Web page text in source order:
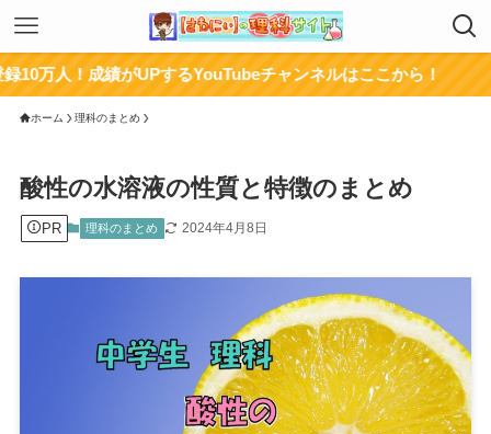
績がUPするYouTubeチャンネルはここから！
ホーム 理科のまとめ
酸性の水溶液の性質と特徴のまとめ
PR 理科のまとめ 2024年4月8日